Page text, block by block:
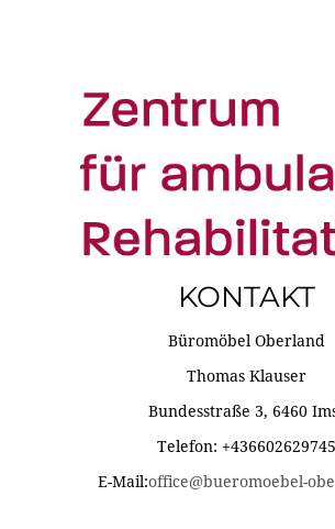
KONTAKT
Büromöbel Oberland
Thomas Klauser
Bundesstraße 3, 6460
Telefon: +436602629745
E-Mail:office@bueromoebel-